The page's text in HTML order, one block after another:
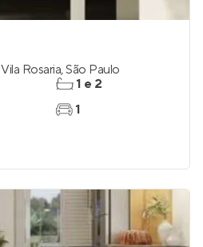
Vila Rosaria,São Paulo
1 e 2
1